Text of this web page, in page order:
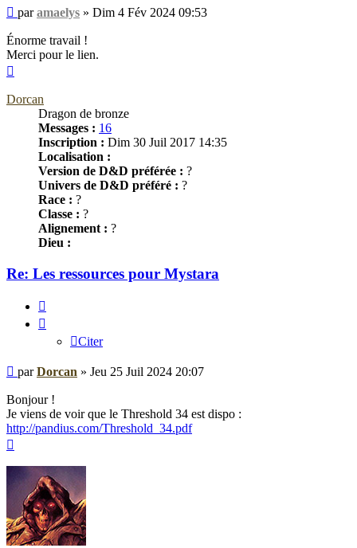
Message
paramaelys » Dim 4 Fév 2024 09:53
Énorme travail !
Merci pour le lien.
Dorcan
Dragon de bronze
Messages : 16
Inscription : Dim 30 Juil 2017 14:35
Localisation :
Version de D&D préférée : ?
Univers de D&D préféré : ?
Race : ?
Classe : ?
Alignement : ?
Dieu :
Re: Les ressources pour Mystara
Citer
Message
parDorcan » Jeu 25 Juil 2024 20:07
Bonjour !
Je viens de voir que le Threshold 34 est dispo :
http://pandius.com/Threshold_34.pdf